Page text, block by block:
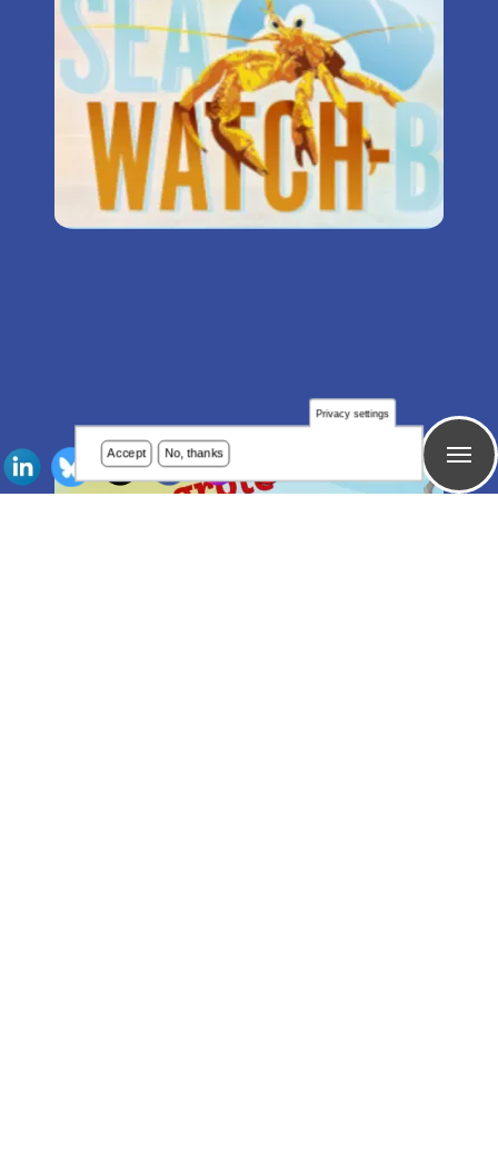
Privacy settings
Accept No, thanks